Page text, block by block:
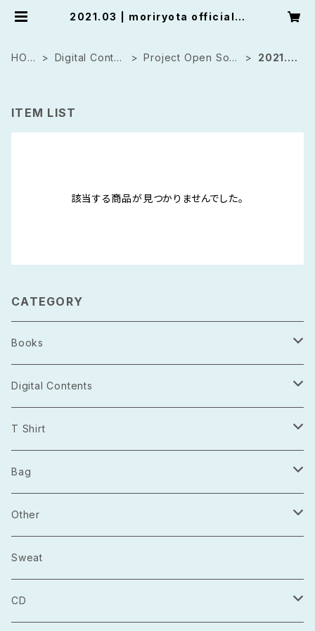
2021.03 | moriryota official s
HOM
Digital Conten
Project Open Sour
2021.0
ITEM LIST
該当する商品が見つかりませんでした。
CATEGORY
Books
Photo Book
Digital Contents
Project Open Source
2021.03
2021.04
T Shirt
長袖
半袖
Bag
トートバッグ
巾着
マルシェバック
Other
Sticker
Badge
Sweat
CD